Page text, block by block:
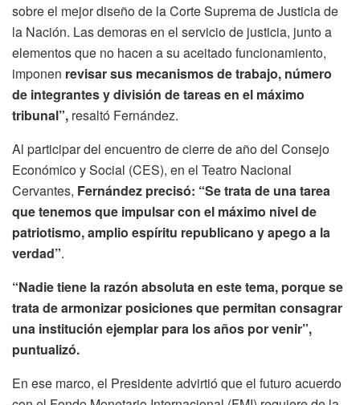
sobre el mejor diseño de la Corte Suprema de Justicia de
la Nación. Las demoras en el servicio de justicia, junto a
elementos que no hacen a su aceitado funcionamiento,
imponen revisar sus mecanismos de trabajo, número
de integrantes y división de tareas en el máximo
tribunal”, resaltó Fernández.
Al participar del encuentro de cierre de año del Consejo
Económico y Social (CES), en el Teatro Nacional
Cervantes, Fernández precisó: “Se trata de una tarea
que tenemos que impulsar con el máximo nivel de
patriotismo, amplio espíritu republicano y apego a la
verdad”.
“Nadie tiene la razón absoluta en este tema, porque se
trata de armonizar posiciones que permitan consagrar
una institución ejemplar para los años por venir”,
puntualizó.
En ese marco, el Presidente advirtió que el futuro acuerdo